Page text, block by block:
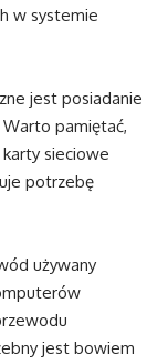
w systemie
jest posiadanie
pamiętać,
sieciowe
potrzebę
używany
jest bowiem